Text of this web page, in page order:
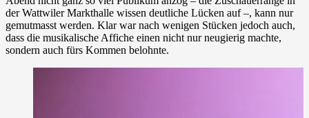
der Wattwiler Markthalle wissen deutliche Lücken auf –, kann nur
gemutmasst werden. Klar war nach wenigen Stücken jedoch auch,
dass die musikalische Affiche einen nicht nur neugierig machte,
sondern auch fürs Kommen belohnte.